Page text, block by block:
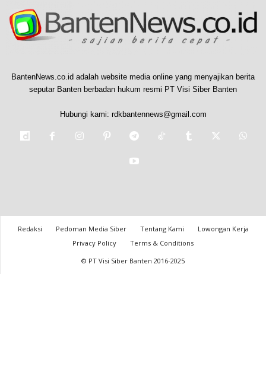
BantenNews.co.id adalah website media online yang menyajikan berita
seputar Banten berbadan hukum resmi PT Visi Siber Banten
Hubungi kami: rdkbantennews@gmail.com
Redaksi Pedoman Media Siber Tentang Kami
Lowongan Kerja
Privacy Policy
Terms & Conditions
© PT Visi Siber Banten 2016-2025